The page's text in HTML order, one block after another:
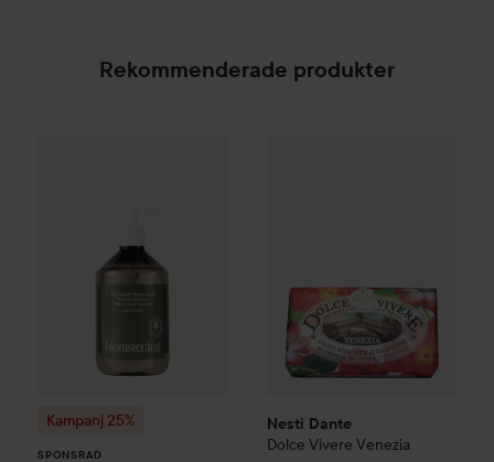
Rekommenderade produkter
Kampanj 25%
SPONSRAD
Nesti Dante
Dolce Vivere Venezia